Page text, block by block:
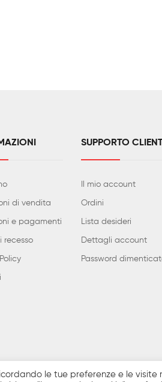
di vendita
e pagamenti
recesso
SUPPORTO
Il mio account
Ordini
Lista desideri
Dettagli account
Password
le tue preferenze e le visite